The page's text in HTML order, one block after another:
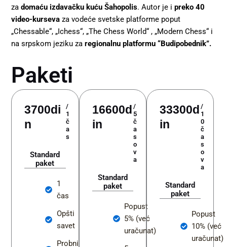
zadomaću izdavačku kuću Šahopolis. Autor je ipreko 40
video-kurseva za vodeće svetske platforme poput
„Chessable“, „Ichess“, „The Chess World“ , „Modern Chess“ i
na srpskom jeziku zaregionalnu platformu “Budipobednik”.
Paketi
3700di
n
/
1
č
a
s
Standard
paket
1
čas
Opšti
savet
Probni
16600d
in
/
5
č
a
s
o
v
a
Standard
paket
Popust
5% (već
uračunat)
33300d
in
/
1
0
č
a
s
o
v
a
Standard
paket
Popust
10% (već
uračunat)